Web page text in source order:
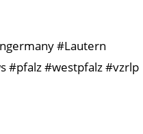
#Lautern
#pfalz #westpfalz #vzrlp